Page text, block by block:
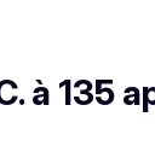
à 135